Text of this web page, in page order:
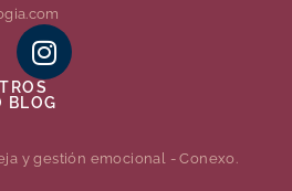
BLOG
y gestión emocional - Conexo.